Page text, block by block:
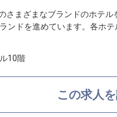
さまざまなブランドのホテル
ンドを進めています。各ホテ
10階
この求人